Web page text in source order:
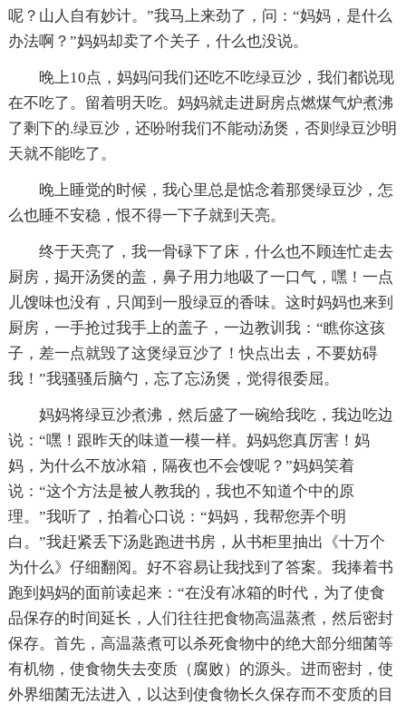
呢？山人自有妙计。”我马上来劲了，问：“妈妈，是什么
办法啊？”妈妈却卖了个关子，什么也没说。
晚上10点，妈妈问我们还吃不吃绿豆沙，我们都说现
在不吃了。留着明天吃。妈妈就走进厨房点燃煤气炉煮沸
了剩下的.绿豆沙，还吩咐我们不能动汤煲，否则绿豆沙明
天就不能吃了。
晚上睡觉的时候，我心里总是惦念着那煲绿豆沙，怎
么也睡不安稳，恨不得一下子就到天亮。
终于天亮了，我一骨碌下了床，什么也不顾连忙走去
厨房，揭开汤煲的盖，鼻子用力地吸了一口气，嘿！一点
儿馊味也没有，只闻到一股绿豆的香味。这时妈妈也来到
厨房，一手抢过我手上的盖子，一边教训我：“瞧你这孩
子，差一点就毁了这煲绿豆沙了！快点出去，不要妨碍
我！”我骚骚后脑勺，忘了忘汤煲，觉得很委屈。
妈妈将绿豆沙煮沸，然后盛了一碗给我吃，我边吃边
说：“嘿！跟昨天的味道一模一样。妈妈您真厉害！妈
妈，为什么不放冰箱，隔夜也不会馊呢？”妈妈笑着
说：“这个方法是被人教我的，我也不知道个中的原
理。”我听了，拍着心口说：“妈妈，我帮您弄个明
白。”我赶紧丢下汤匙跑进书房，从书柜里抽出《十万个
为什么》仔细翻阅。好不容易让我找到了答案。我捧着书
跑到妈妈的面前读起来：“在没有冰箱的时代，为了使食
品保存的时间延长，人们往往把食物高温蒸煮，然后密封
保存。首先，高温蒸煮可以杀死食物中的绝大部分细菌等
有机物，使食物失去变质（腐败）的源头。进而密封，使
外界细菌无法进入，以达到使食物长久保存而不变质的目